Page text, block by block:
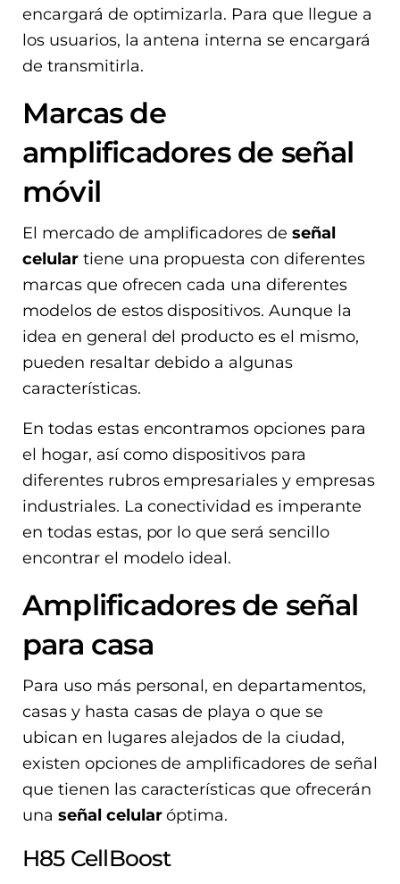
encargará de optimizarla. Para que llegue a
los usuarios, la antena interna se encargará
de transmitirla.
Marcas de
amplificadores de señal
móvil
El mercado de amplificadores deseñal
celulartiene una propuesta con diferentes
marcas que ofrecen cada una diferentes
modelos de estos dispositivos. Aunque la
idea en general del producto es el mismo,
pueden resaltar debido a algunas
características.
En todas estas encontramos opciones para
el hogar, así como dispositivos para
diferentes rubros empresariales y empresas
industriales. La conectividad es imperante
en todas estas, por lo que será sencillo
encontrar el modelo ideal.
Amplificadores de señal
para casa
Para uso más personal, en departamentos,
casas y hasta casas de playa o que se
ubican en lugares alejados de la ciudad,
existen opciones de amplificadores de señal
que tienen las características que ofrecerán
una señal celularóptima.
H85 CellBoost